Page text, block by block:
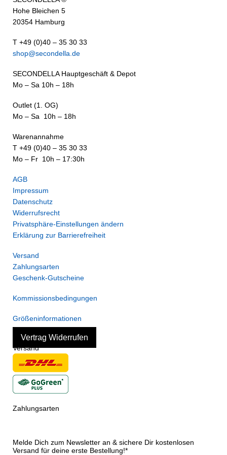
Hohe Bleichen 5
20354 Hamburg
T +49 (0)40 – 35 30 33
shop@secondella.de
SECONDELLA Hauptgeschäft & Depot
Mo – Sa 10h – 18h
Outlet (1. OG)
Mo – Sa 10h – 18h
Warenannahme
T +49 (0)40 – 35 30 33
Mo – Fr 10h – 17:30h
AGB
Impressum
Datenschutz
Widerrufsrecht
Privatsphäre-Einstellungen ändern
Erklärung zur Barrierefreiheit
Versand
Zahlungsarten
Geschenk-Gutscheine
Kommissionsbedingungen
Größeninformationen
Vertrag Widerrufen
Versand
Zahlungsarten
Melde Dich zum Newsletter an & sichere Dir kostenlosen
Versand für deine erste Bestellung!*